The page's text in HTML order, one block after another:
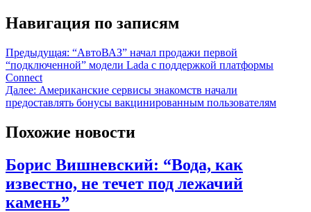
Навигация по записям
Предыдущая: “АвтоВАЗ” начал продажи первой
“подключенной” модели Lada с поддержкой платформы
Connect
Далее: Американские сервисы знакомств начали
предоставлять бонусы вакцинированным пользователям
Похожие новости
Борис Вишневский: “Вода, как
известно, не течет под лежачий
камень”